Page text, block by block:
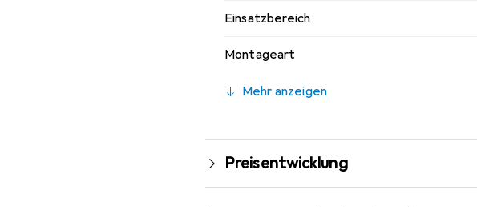
Einsatzbereich
Montageart
Mehr anzeigen
Preisentwicklung